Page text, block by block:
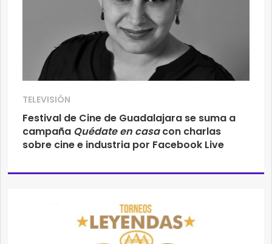
TELEVISIÓN
Festival de Cine de Guadalajara se suma a
campaña Quédate en casacon charlas
sobre cine e industria por Facebook Live